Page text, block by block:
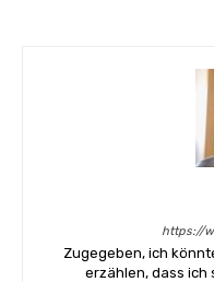
https://
Zugegeben, ich
erzählen, dass ich